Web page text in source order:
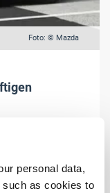
personal data,
such as cookies to
Foto: © Mazda